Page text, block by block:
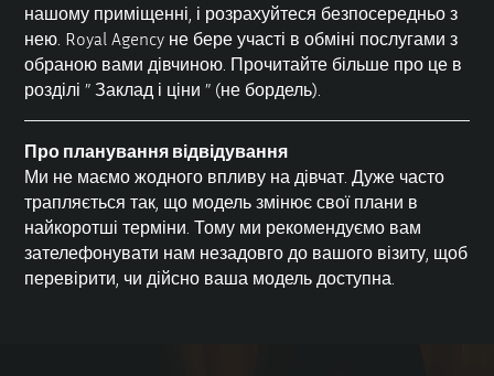
нашому приміщенні, і розрахуйтеся безпосередньо з
нею. Royal Agency не бере участі в обміні послугами з
обраною вами дівчиною. Прочитайте більше про це в
розділі ”Заклад і ціни ” (не бордель).
Про планування відвідування
Ми не маємо жодного впливу на дівчат. Дуже часто
трапляється так, що модель змінює свої плани в
найкоротші терміни. Тому ми рекомендуємо вам
зателефонувати нам незадовго до вашого візиту, щоб
перевірити, чи дійсно ваша модель доступна.